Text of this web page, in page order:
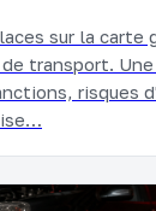
sur la carte
transport.
risques